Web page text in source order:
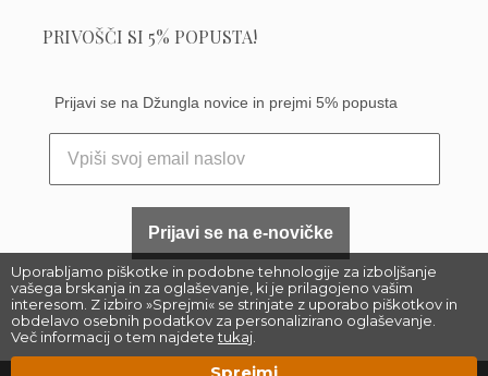
Uporabljamo piškotke in podobne tehnologije za izboljšanje
vašega brskanja in za oglaševanje, ki je prilagojeno vašim
interesom. Z izbiro »Sprejmi« se strinjate z uporabo piškotkov in
obdelavo osebnih podatkov za personalizirano oglaševanje.
Več informacij o tem najdetetukaj
PRIVOŠČI SI 5% POPUSTA!
Prijavi se na Džungla novice in prejmi 5% popusta
Prijavi se na e-novičke